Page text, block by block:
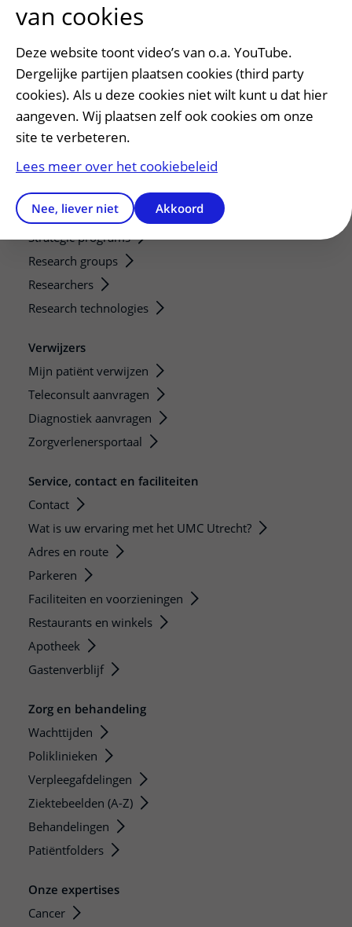
Voorbereiden op uw afspraak
Opvragen kopie dossier
Bezoektijden
Onderwijs en onderzoek
Onze opleidingen
De Nieuwe Utrechtse School
Stage en opleidingsplaatsen
Research
Strategic programs
Research groups
Researchers
Research technologies
Verwijzers
Mijn patiënt verwijzen
Teleconsult aanvragen
Diagnostiek aanvragen
Zorgverlenersportaal
Service, contact en faciliteiten
Contact
Wat is uw ervaring met het UMC Utrecht?
Adres en route
Parkeren
Faciliteiten en voorzieningen
Restaurants en winkels
Apotheek
Gastenverblijf
Zorg en behandeling
Wachttijden
Poliklinieken
Verpleegafdelingen
Ziektebeelden (A-Z)
Behandelingen
Patiëntfolders
Onze expertises
Cancer
van cookies
Deze website toont video’s van o.a. YouTube.
Dergelijke partijen plaatsen cookies (third party
cookies). Als u deze cookies niet wilt kunt u dat hier
aangeven. Wij plaatsen zelf ook cookies om onze
site te verbeteren.
Lees meer over het cookiebeleid
Nee, liever niet Akkoord